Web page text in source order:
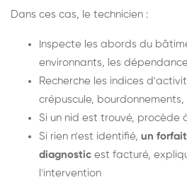
Dans ces cas, le technicien :
Inspecte les abords du
environnants, les
Recherche les indices
crépuscule,
Si un nid est trouvé, procède
Si rien n'est identifié, un
diagnostic est facturé,
l'intervention